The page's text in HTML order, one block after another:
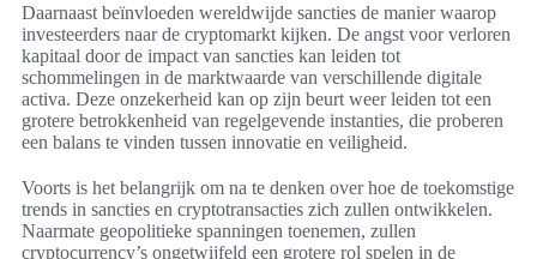
Daarnaast beïnvloeden wereldwijde sancties de manier waarop
investeerders naar de cryptomarkt kijken. De angst voor verloren
kapitaal door de impact van sancties kan leiden tot
schommelingen in de marktwaarde van verschillende digitale
activa. Deze onzekerheid kan op zijn beurt weer leiden tot een
grotere betrokkenheid van regelgevende instanties, die proberen
een balans te vinden tussen innovatie en veiligheid.
Voorts is het belangrijk om na te denken over hoe de toekomstige
trends in sancties en cryptotransacties zich zullen ontwikkelen.
Naarmate geopolitieke spanningen toenemen, zullen
cryptocurrency’s ongetwijfeld een grotere rol spelen in de